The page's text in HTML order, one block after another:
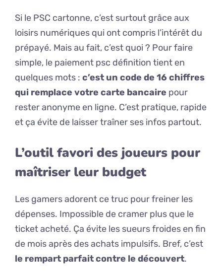
Si le PSC cartonne, c’est surtout grâce aux
loisirs numériques qui ont compris l’intérêt du
prépayé. Mais au fait, c’est quoi ? Pour faire
simple, le paiement psc définition tient en
quelques mots : c’est un code de 16 chiffres
qui remplace votre carte bancaire pour
rester anonyme en ligne. C’est pratique, rapide
et ça évite de laisser traîner ses infos partout.
L’outil favori des joueurs pour
maîtriser leur budget
Les gamers adorent ce truc pour freiner les
dépenses. Impossible de cramer plus que le
ticket acheté. Ça évite les sueurs froides en fin
de mois après des achats impulsifs. Bref, c’est
le rempart parfait contre le découvert.